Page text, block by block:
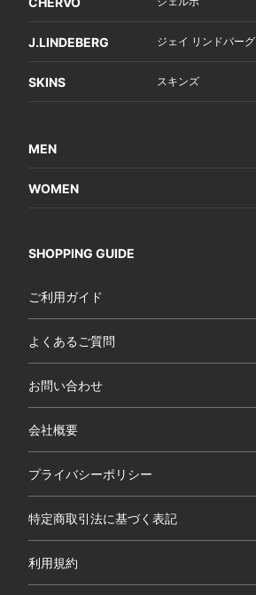
J.LINDEBERG ジェイ リンドバーグ
SKINS スキンズ
MEN
WOMEN
SHOPPING GUIDE
ご利用ガイド
よくあるご質問
お問い合わせ
会社概要
プライバシーポリシー
特定商取引法に基づく表記
利用規約